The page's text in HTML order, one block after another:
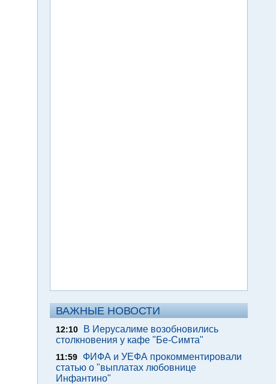
ВАЖНЫЕ НОВОСТИ
12:10
В Иерусалиме возобновились
столкновения у кафе "Бе-Симта"
11:59
ФИФА и УЕФА прокомментировали
статью о "выплатах любовнице
Инфантино"